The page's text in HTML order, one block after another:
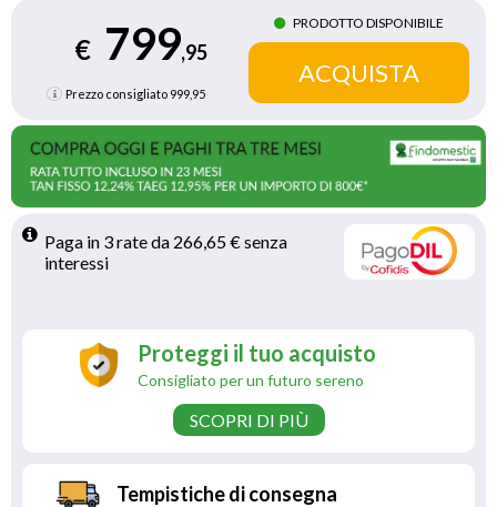
€ 799,95
Prezzo consigliato 999,95
PRODOTTO DISPONIBILE
Paga in 3 rate da 266,65 € senza
interessi
Proteggi il tuo acquisto
Consigliato per un futuro sereno
SCOPRI DI PIÙ
Tempistiche di consegna